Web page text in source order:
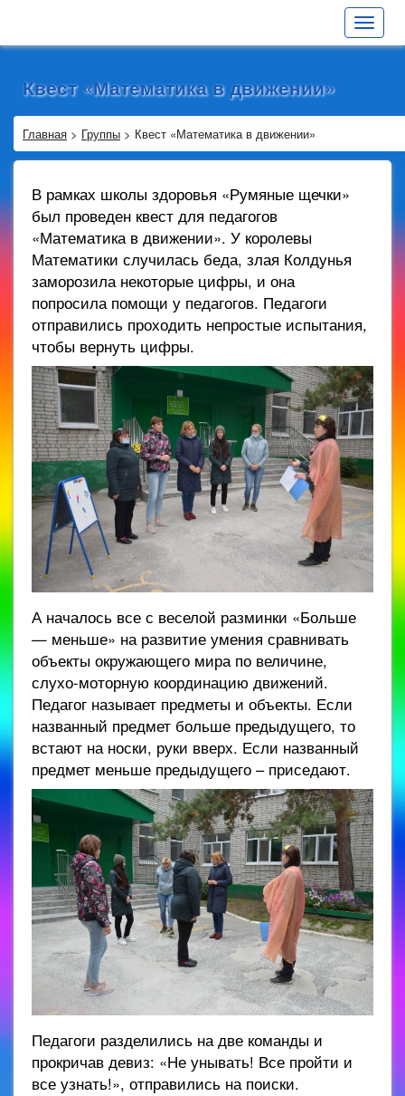
Toggle
Квест «Математика в движении»
Главная > Группы > Квест «Математика в движении»
В рамках школы здоровья «Румяные щечки»
был проведен квест для педагогов
«Математика в движении». У королевы
Математики случилась беда, злая Колдунья
заморозила некоторые цифры, и она
попросила помощи у педагогов. Педагоги
отправились проходить непростые испытания,
чтобы вернуть цифры.
А началось все с веселой разминки «Больше
— меньше» на развитие умения сравнивать
объекты окружающего мира по величине,
слухо-моторную координацию движений.
Педагог называет предметы и объекты. Если
названный предмет больше предыдущего, то
встают на носки, руки вверх. Если названный
предмет меньше предыдущего – приседают.
Педагоги разделились на две команды и
прокричав девиз: «Не унывать! Все пройти и
все узнать!», отправились на поиски.